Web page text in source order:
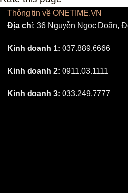
Thông tin về ONETIME.VN
Địa chỉ: 36 Nguyễn Ngọc Doãn,
Kinh doanh 1: 037.889.6666
Kinh doanh 2: 0911.03.1111
Kinh doanh 3: 033.249.7777